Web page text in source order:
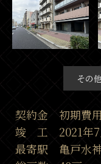
その
契約金 初期費用
竣 工 2021年7
最寄駅 亀戸水